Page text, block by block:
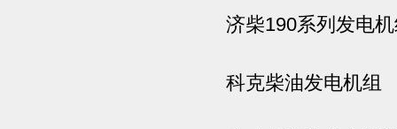
济柴190系列发电
科克柴油发电机组